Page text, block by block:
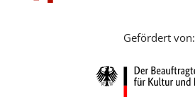
Русский
Gefördert von: